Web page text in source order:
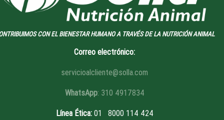
CON EL BIENESTAR HUMANO A TRAVÉS DE LA NUTRICIÓN ANIMAL
Correo electrónico:
servicioalcliente@solla.com
WhatsApp: 310 4917834
Línea Ética:01 8000 114 424